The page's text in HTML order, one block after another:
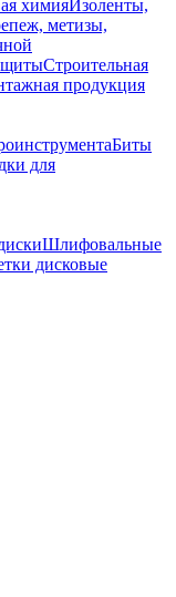
химияИзоленты,
метизы,
Строительная
продукция
Биты
для
Шлифовальные
дисковые